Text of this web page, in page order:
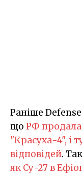
Раніше
що РФ продала
"Красуха-4", і
відповідей.
як Су-27 в